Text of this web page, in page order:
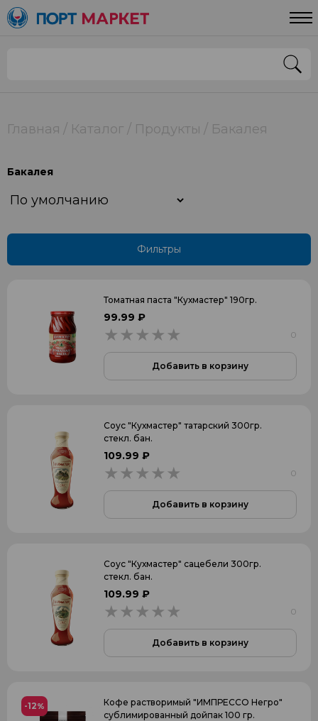
Главная Каталог Продукты Бакалея
Бакалея
Фильтры
Томатная паста "Кухмастер" 190гр.
99.99 ₽
0
Добавить в корзину
Соус "Кухмастер" татарский 300гр.
стекл. бан.
109.99 ₽
0
Добавить в корзину
Соус "Кухмастер" сацебели 300гр.
стекл. бан.
109.99 ₽
0
Добавить в корзину
-12%
Кофе растворимый "ИМПРЕССО Негро"
сублимированный дойпак 100 гр.